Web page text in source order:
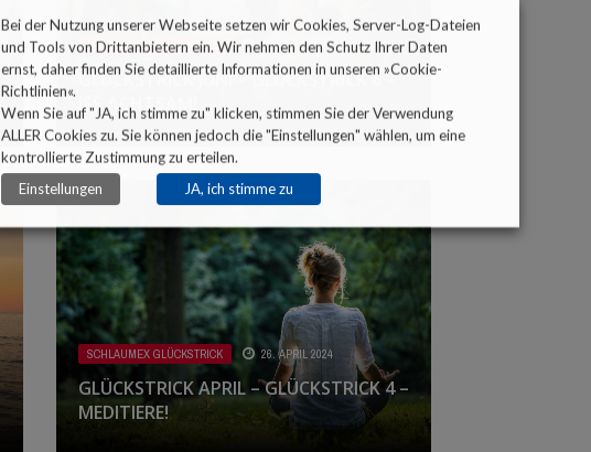
SCHLAUMEX GLÜCKSTRICK 3. JUNI 2024
GLÜCKSTRICK JUNI – GLÜCKSTRICK 6 –
ISS ACHTSAM!
SCHLAUMEX GLÜCKSTRICK 26. APRIL 2024
GLÜCKSTRICK APRIL – GLÜCKSTRICK 4 –
MEDITIERE!
Bei der Nutzung unserer Webseite setzen wir Cookies, Server-Log-Dateien
und Tools von Drittanbietern ein. Wir nehmen den Schutz Ihrer Daten
ernst, daher finden Sie detaillierte Informationen in unseren »Cookie-
Richtlinien«.
Wenn Sie auf "JA, ich stimme zu" klicken, stimmen Sie der Verwendung
ALLER Cookies zu. Sie können jedoch die "Einstellungen" wählen, um eine
kontrollierte Zustimmung zu erteilen.
Einstellungen
JA, ich stimme zu